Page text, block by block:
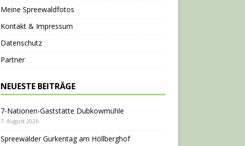
Meine Spreewaldfotos
Kontakt & Impressum
Datenschutz
Partner
NEUESTE BEITRÄGE
7-Nationen-Gaststätte Dubkowmühle
7. August 2026
Spreewälder Gurkentag am Höllberghof